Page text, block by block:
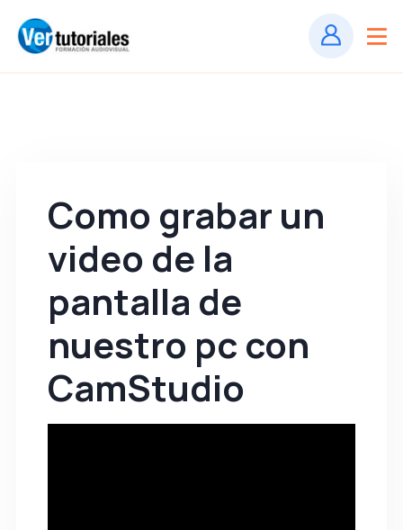
Como grabar un
video de la
pantalla de
nuestro pc con
CamStudio